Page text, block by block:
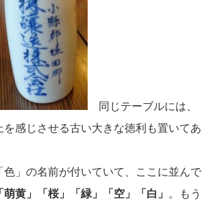
同じテーブルには、
を感じさせる古い大きな徳利も置いてあ
色」の名前が付いていて、ここに並んで
萌黄」「桜」「緑」「空」「白」
。もう